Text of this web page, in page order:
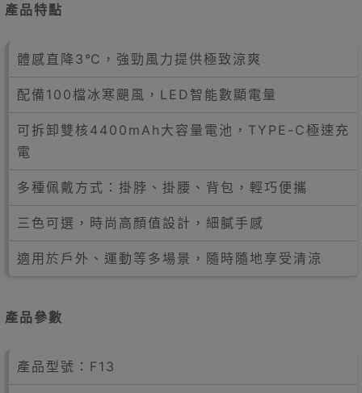
產品特點
體感直降3℃，強勁風力提供極致涼爽
配備100檔冰寒颶風，LED智能數顯電量
可拆卸雙核4400mAh大容量電池，TYPE-C極速充
電
多種佩戴方式：掛脖、掛腰、背包，輕巧便攜
三色可選，時尚高顏值設計，細膩手感
適用於戶外、運動等多場景，隨時隨地享受清涼
產品參數
產品型號：F13